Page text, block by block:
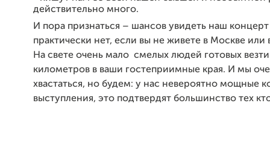
действительно много.
И пора признаться – шансов увидеть наш концерт
практически нет, если вы не живете в Москве или
На свете очень мало смелых людей готовых
километров в ваши гостеприимные края. И мы
хвастаться, но будем: у нас невероятно мощные
выступления, это подтвердят большинство тех